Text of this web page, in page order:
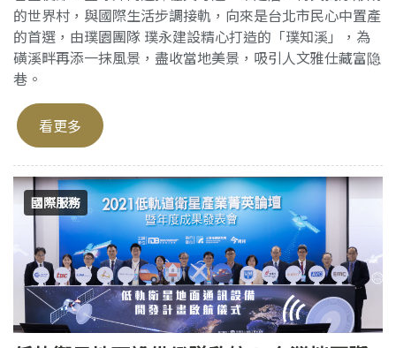
的世界村，與國際生活步調接軌，向來是台北市民心中置產
的首選，由璞園團隊 璞永建設精心打造的「璞知溪」，為
磺溪畔再添一抹風景，盡收當地美景，吸引人文雅仕藏富隐
巷。
看更多
國際服務